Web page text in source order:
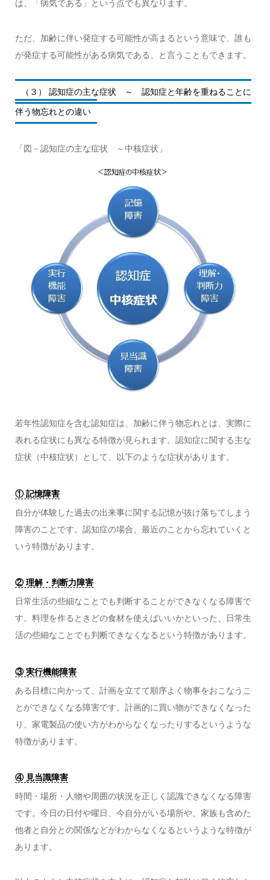
は、「病気である」という点でも異なります。
ただ、加齢に伴い発症する可能性が高まるという意味で、誰も
が発症する可能性がある病気である、と言うこともできます。
（３） 認知症の主な症状 ～ 認知症と年齢を重ねることに
伴う物忘れとの違い
「図－認知症の主な症状 ～中核症状」
若年性認知症を含む認知症は、加齢に伴う物忘れとは、実際に
表れる症状にも異なる特徴が見られます。認知症に関する主な
症状（中核症状）として、以下のような症状があります。
① 記憶障害
自分が体験した過去の出来事に関する記憶が抜け落ちてしまう
障害のことです。認知症の場合、最近のことから忘れていくと
いう特徴があります。
② 理解・判断力障害
日常生活の些細なことでも判断することができなくなる障害で
す。料理を作るときどの食材を使えばいいかといった、日常生
活の些細なことでも判断できなくなるという特徴があります。
③ 実行機能障害
ある目標に向かって、計画を立てて順序よく物事をおこなうこ
とができなくなる障害です。計画的に買い物ができなくなった
り、家電製品の使い方がわからなくなったりするというような
特徴があります。
④ 見当識障害
時間・場所・人物や周囲の状況を正しく認識できなくなる障害
です。今日の日付や曜日、今自分がいる場所や、家族も含めた
他者と自分との関係などがわからなくなるというような特徴が
あります。